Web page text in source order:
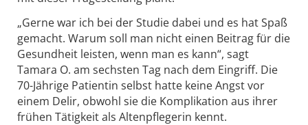
„Gerne war ich bei der Studie dabei und es hat Spaß
gemacht. Warum soll man nicht einen Beitrag für die
Gesundheit leisten, wenn man es kann“, sagt
Tamara O. am sechsten Tag nach dem Eingriff. Die
70-Jährige Patientin selbst hatte keine Angst vor
einem Delir, obwohl sie die Komplikation aus ihrer
frühen Tätigkeit als Altenpflegerin kennt.